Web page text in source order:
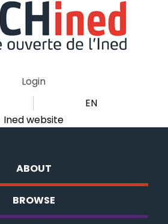
Login
EN
Ined website
ABOUT
BROWSE